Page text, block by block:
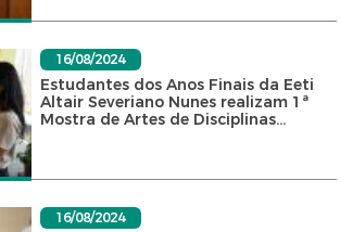
16/08/2024
Estudantes dos Anos Finais da Eeti
Altair Severiano Nunes realizam 1ª
Mostra de Artes de Disciplinas...
16/08/2024